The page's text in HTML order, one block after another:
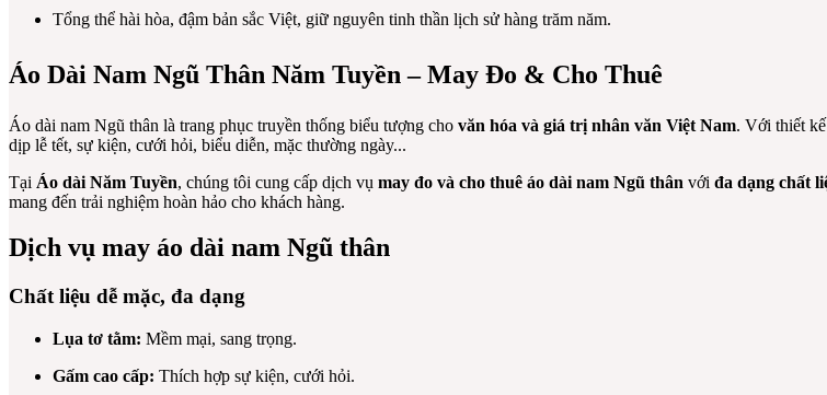
Tổng thể hài hòa, đậm bản sắc Việt, giữ nguyên tinh thần lịch sử hàng trăm năm.
Áo Dài Nam Ngũ Thân Năm Tuyền – May Đo & Cho Thuê
Áo dài nam Ngũ thân là trang phục truyền thống biểu tượng cho văn hóa và giá trị nhân văn Việt Nam. Với thiết kế
dịp lễ tết, sự kiện, cưới hỏi, biểu diễn, mặc thường ngày...
Tại Áo dài Năm Tuyền, chúng tôi cung cấp dịch vụ may đo và cho thuê áo dài nam Ngũ thân với đa dạng chất
mang đến trải nghiệm hoàn hảo cho khách hàng.
Dịch vụ may áo dài nam Ngũ thân
Chất liệu dễ mặc, đa dạng
Lụa tơ tằm: Mềm mại, sang trọng.
Gấm cao cấp: Thích hợp sự kiện, cưới hỏi.